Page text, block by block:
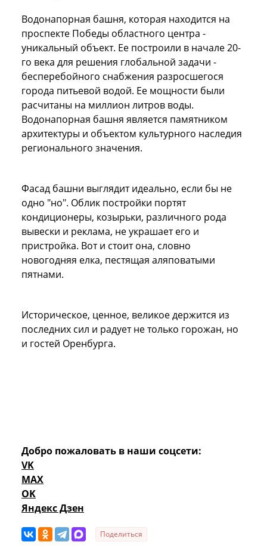
Водонапорная башня, которая находится на
проспекте Победы областного центра -
уникальный объект. Ее построили в начале 20-
го века для решения глобальной задачи -
бесперебойного снабжения разросшегося
города питьевой водой. Ее мощности были
расчитаны на миллион литров воды.
Водонапорная башня является памятником
архитектуры и объектом культурного наследия
регионального значения.
Фасад башни выглядит идеально, если бы не
одно "но". Облик постройки портят
кондиционеры, козырьки, различного рода
вывески и реклама, не украшает его и
пристройка. Вот и стоит она, словно
новогодняя елка, пестящая аляповатыми
пятнами.
Историческое, ценное, великое держится из
последних сил и радует не только горожан, но
и гостей Оренбурга.
Добро пожаловать в наши соцсети:
VK
MAX
OK
Яндекс Дзен
Поделиться